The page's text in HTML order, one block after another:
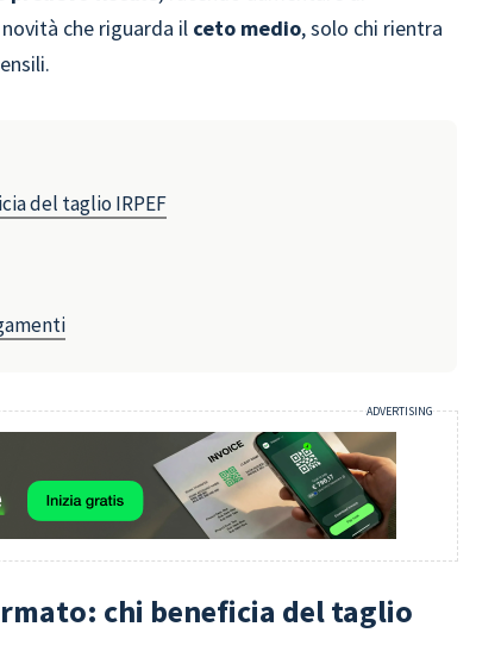
che riguarda il ceto medio, solo chi rientra
del taglio IRPEF
chi beneficia del taglio